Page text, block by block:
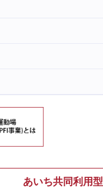
あいち共同利用型